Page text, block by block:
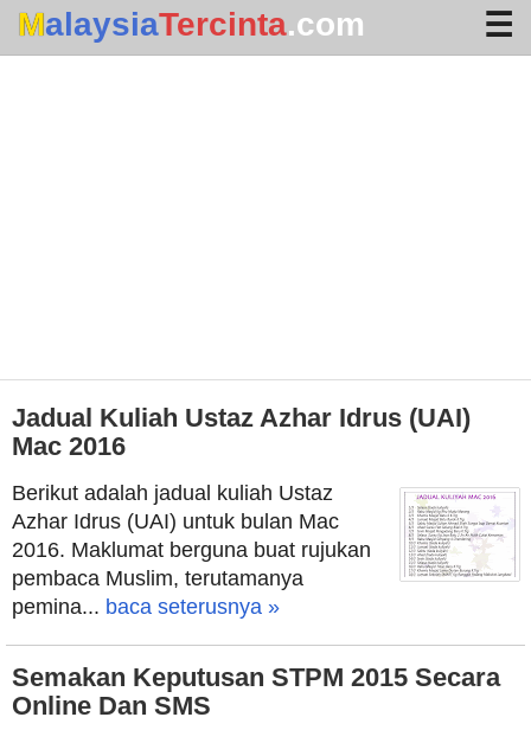
MalaysiaTercinta.com
Jadual Kuliah Ustaz Azhar Idrus (UAI)
Mac 2016
Berikut adalah jadual kuliah Ustaz
Azhar Idrus (UAI) untuk bulan Mac
2016. Maklumat berguna buat rujukan
pembaca Muslim, terutamanya
pemina... baca seterusnya »
Semakan Keputusan STPM 2015 Secara
Online Dan SMS